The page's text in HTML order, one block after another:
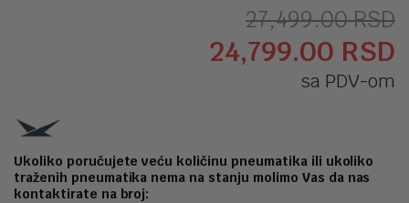
27,499.00RSD
24,799.00 RSD
sa PDV-om
Ukoliko poručujete veću količinu pneumatika ili ukoliko
traženih pneumatika nema na stanju molimo Vas da nas
kontaktirate na broj: